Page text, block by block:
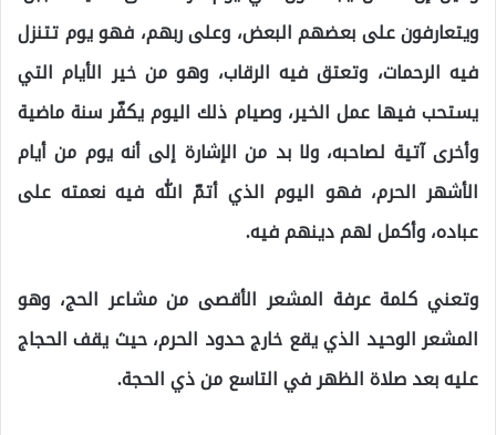
ويتعارفون على بعضهم البعض، وعلى ربهم، فهو يوم تتنزل
فيه الرحمات، وتعتق فيه الرقاب، وهو من خير الأيام التي
يستحب فيها عمل الخير، وصيام ذلك اليوم يكفّر سنة ماضية
وأخرى آتية لصاحبه، ولا بد من الإشارة إلى أنه يوم من أيام
الأشهر الحرم، فهو اليوم الذي أتمّ الله فيه نعمته على
عباده، وأكمل لهم دينهم فيه.
وتعني كلمة عرفة المشعر الأقصى من مشاعر الحج، وهو
المشعر الوحيد الذي يقع خارج حدود الحرم، حيث يقف الحجاج
عليه بعد صلاة الظهر في التاسع من ذي الحجة.